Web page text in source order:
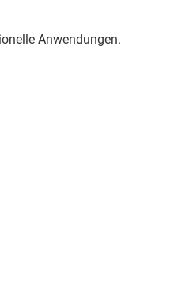
Anwendungen.